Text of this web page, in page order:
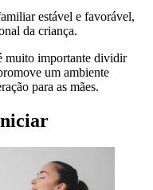
estável e favorável,
da criança.
muito importante dividir
um ambiente
para as mães.